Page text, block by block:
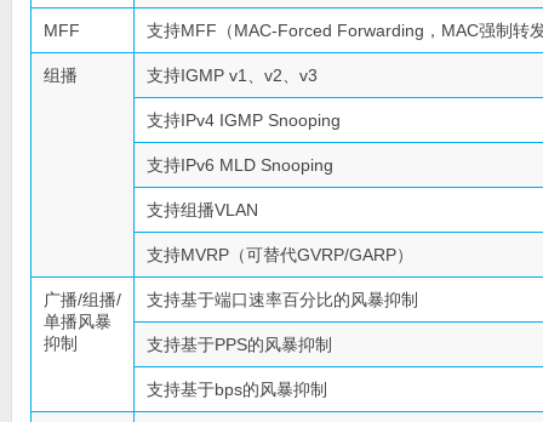
MFF 支持MFF（MAC-Forced Forwarding，MAC强制转
组播 支持IGMP v1、v2、v3
支持IPv4 IGMP Snooping
支持IPv6 MLD Snooping
支持组播VLAN
支持MVRP（可替代GVRP/GARP）
广播/组播/
单播风暴
抑制
支持基于端口速率百分比的风暴抑制
支持基于PPS的风暴抑制
支持基于bps的风暴抑制